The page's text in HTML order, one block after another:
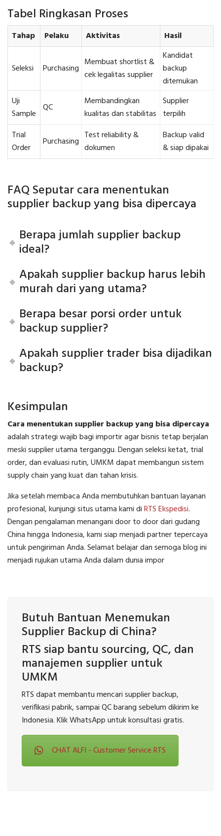
Tabel Ringkasan Proses
Tahap Pelaku Aktivitas Hasil
Seleksi Purchasing Membuat shortlist &
cek legalitas supplier
Kandidat
backup
ditemukan
Uji
Sample QC
Membandingkan
kualitas dan stabilitas
Supplier
terpilih
Trial
Order
Purchasing Test reliability &
dokumen
Backup valid
& siap dipakai
FAQ Seputar cara menentukan
supplier backup yang bisa dipercaya
Berapa jumlah supplier backup
ideal?
Apakah supplier backup harus lebih
murah dari yang utama?
Berapa besar porsi order untuk
backup supplier?
Apakah supplier trader bisa dijadikan
backup?
Kesimpulan
Cara menentukan supplier backup yang bisa dipercaya
adalah strategi wajib bagi importir agar bisnis tetap berjalan
meski supplier utama terganggu. Dengan seleksi ketat, trial
order, dan evaluasi rutin, UMKM dapat membangun sistem
supply chain yang kuat dan tahan krisis.
Jika setelah membaca Anda membutuhkan bantuan layanan
profesional, kunjungi situs utama kami diRTS Ekspedisi.
Dengan pengalaman menangani door to door dari gudang
China hingga Indonesia, kami siap menjadi partner tepercaya
untuk pengiriman Anda. Selamat belajar dan semoga blog ini
menjadi rujukan utama Anda dalam dunia impor
Butuh Bantuan Menemukan
Supplier Backup di China?
RTS siap bantu sourcing, QC, dan
manajemen supplier untuk
UMKM
RTS dapat membantu mencari supplier backup,
verifikasi pabrik, sampai QC barang sebelum dikirim ke
Indonesia. Klik WhatsApp untuk konsultasi gratis.
CHAT ALFI - Customer Service RTS